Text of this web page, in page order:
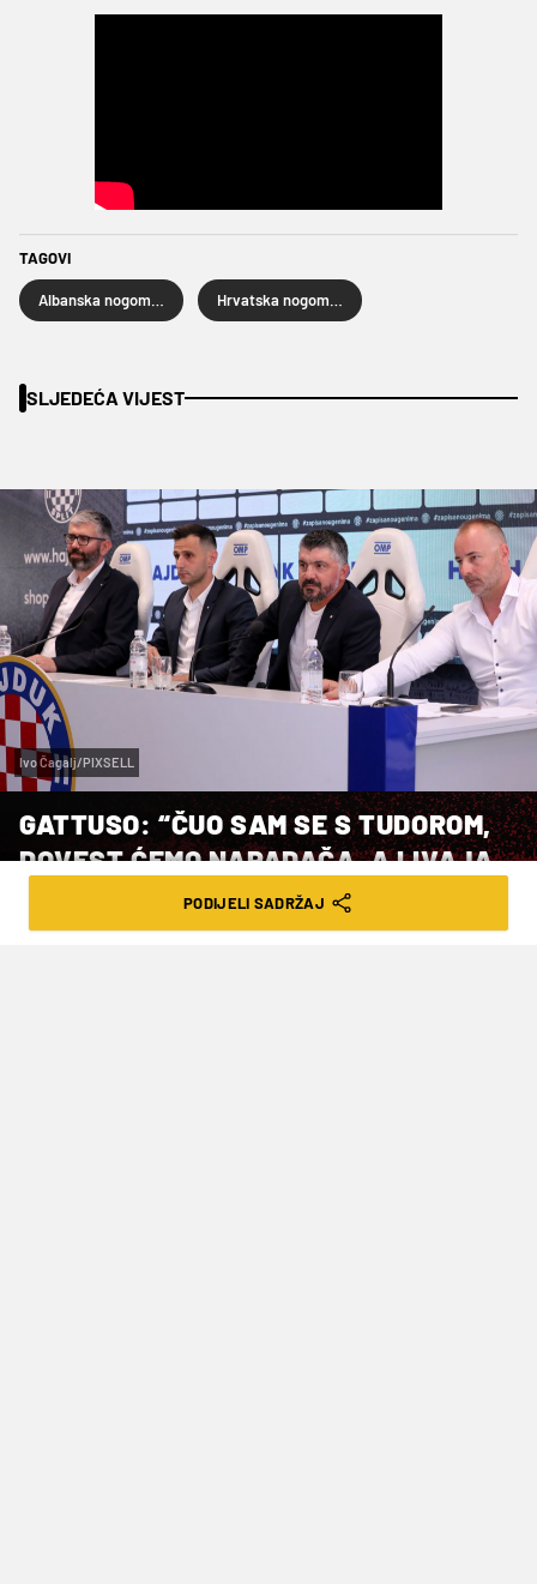
TAGOVI
SLJEDEĆA VIJEST
Ivo Čagalj/PIXSELL
GATTUSO: “ČUO SAM SE S TUDOROM,
DOVEST ĆEMO NAPADAČA, A LIVAJA
ĆE BITI DESETKA“PODIJELI SADRŽAJ